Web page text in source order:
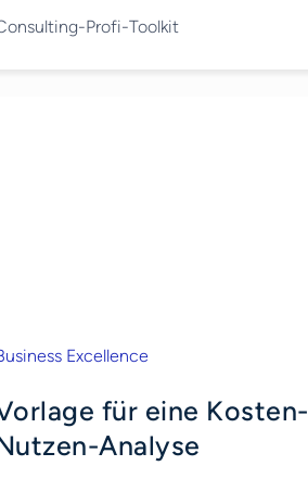
Profi-Toolkit
Excellence
für eine Kosten-
Analyse